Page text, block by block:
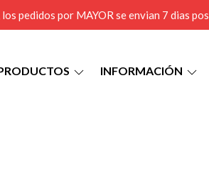
pedidos por MAYOR se envian 7 dias
INFORMACIÓN